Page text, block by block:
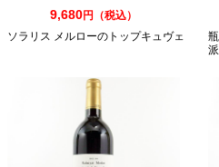
9,680円（税込）
ソラリス メルローのトップキュヴェ
派